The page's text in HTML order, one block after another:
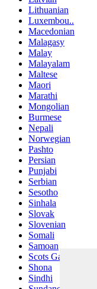
Lithuanian
Luxembou..
Macedonian
Malagasy
Malay
Malayalam
Maltese
Maori
Marathi
Mongolian
Burmese
Nepali
Norwegian
Pashto
Persian
Punjabi
Serbian
Sesotho
Sinhala
Slovak
Slovenian
Somali
Samoan
Scots Gaelic
Shona
Sindhi